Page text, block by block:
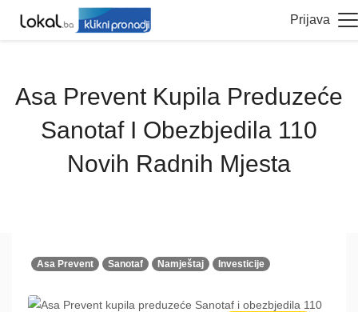
Prijava
Asa Prevent Kupila Preduzeće
Sanotaf I Obezbjedila 110
Novih Radnih Mjesta
Asa Prevent Sanotaf Namještaj Investicije